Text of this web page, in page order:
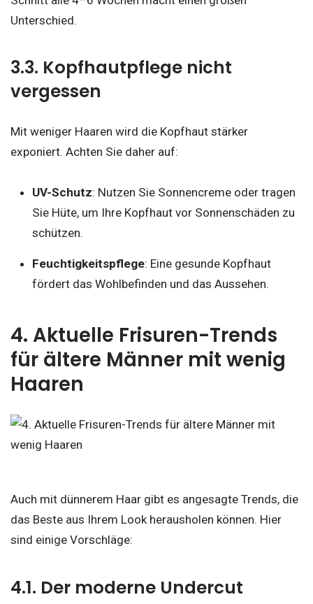
Unterschied.
3.3. Kopfhautpflege nicht
vergessen
Mit weniger Haaren wird die Kopfhaut stärker
exponiert. Achten Sie daher auf:
UV-Schutz: Nutzen Sie Sonnencreme oder tragen
Sie Hüte, um Ihre Kopfhaut vor Sonnenschäden zu
schützen.
Feuchtigkeitspflege: Eine gesunde Kopfhaut
fördert das Wohlbefinden und das Aussehen.
4. Aktuelle Frisuren-Trends
für ältere Männer mit wenig
Haaren
Auch mit dünnerem Haar gibt es angesagte Trends, die
das Beste aus Ihrem Look herausholen können. Hier
sind einige Vorschläge:
4.1. Der moderne Undercut